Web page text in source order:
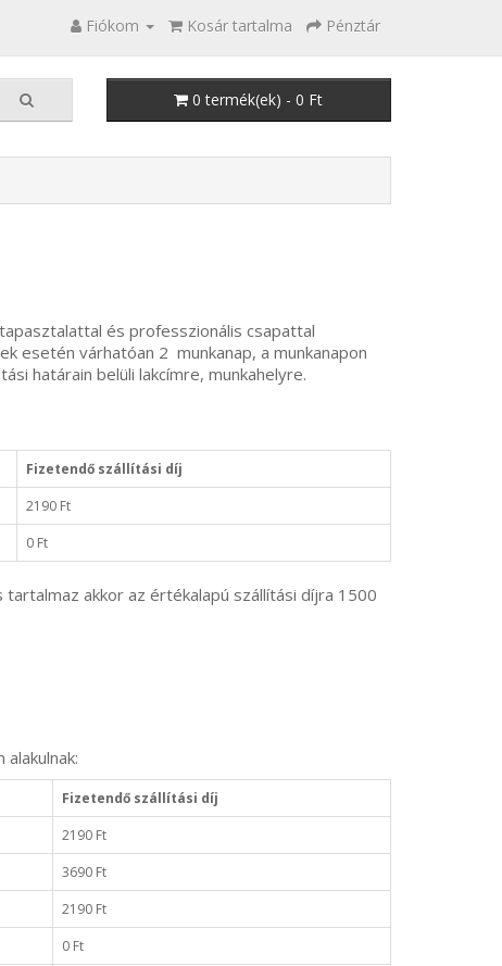
Fiókom Kosár tartalma Pénztár
0 termék(ek) - 0 Ft
és professzionális csapattal
esetén várhatóan 2 munkanap, a munkanapon
határain belüli lakcímre, munkahelyre.
Fizetendő szállítási díj
2190 Ft
0 Ft
akkor az értékalapú szállítási díjra 1500
Fizetendő szállítási díj
2190 Ft
3690 Ft
2190 Ft
0 Ft